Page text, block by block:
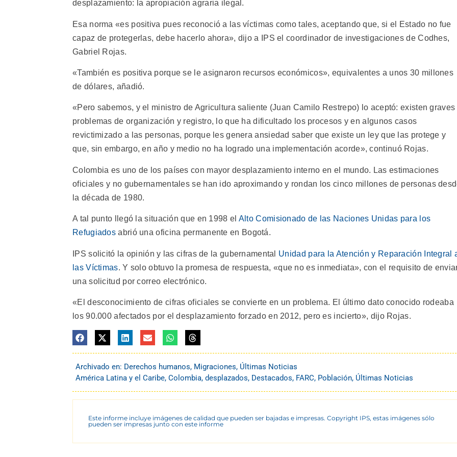
desplazamiento: la apropiación agraria ilegal.
Esa norma «es positiva pues reconoció a las víctimas como tales, aceptando que, si el Estado no fue
capaz de protegerlas, debe hacerlo ahora», dijo a IPS el coordinador de investigaciones de Codhes,
Gabriel Rojas.
«También es positiva porque se le asignaron recursos económicos», equivalentes a unos 30 millones
de dólares, añadió.
«Pero sabemos, y el ministro de Agricultura saliente (Juan Camilo Restrepo) lo aceptó: existen graves
problemas de organización y registro, lo que ha dificultado los procesos y en algunos casos
revictimizado a las personas, porque les genera ansiedad saber que existe un ley que las protege y
que, sin embargo, en año y medio no ha logrado una implementación acorde», continuó Rojas.
Colombia es uno de los países con mayor desplazamiento interno en el mundo. Las estimaciones
oficiales y no gubernamentales se han ido aproximando y rondan los cinco millones de personas
la década de 1980.
A tal punto llegó la situación que en 1998 el Alto Comisionado de las Naciones Unidas para los
Refugiados abrió una oficina permanente en Bogotá.
IPS solicitó la opinión y las cifras de la gubernamental Unidad para la Atención y Reparación Integral
las Víctimas. Y solo obtuvo la promesa de respuesta, «que no es inmediata», con el requisito de
una solicitud por correo electrónico.
«El desconocimiento de cifras oficiales se convierte en un problema. El último dato conocido rodeaba
los 90.000 afectados por el desplazamiento forzado en 2012, pero es incierto», dijo Rojas.
Archivado en: Derechos humanos, Migraciones, Últimas Noticias
América Latina y el Caribe, Colombia, desplazados, Destacados, FARC, Población, Últimas Noticias
Este informe incluye imágenes de calidad que pueden ser bajadas e impresas. Copyright IPS, estas imágenes sólo
pueden ser impresas junto con este informe